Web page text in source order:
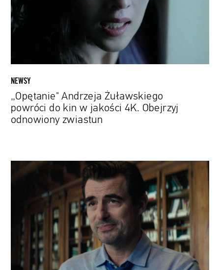
kin
w
jakości
odnowiony
zwiastun
NEWSY
„Opętanie" Andrzeja Żuławskiego
powróci do kin w jakości 4K. Obejrzyj
odnowiony zwiastun
Agorafobiczni
Mariella
Frostrup